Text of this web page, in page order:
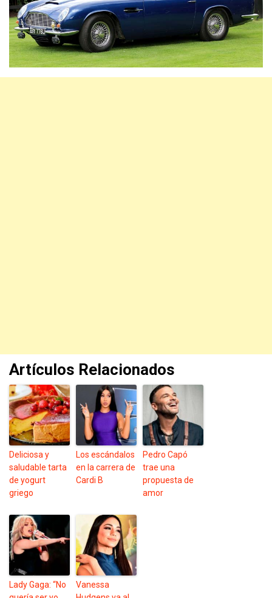
Artículos Relacionados
Deliciosa y
saludable tarta
de yogurt
griego
Los escándalos
en la carrera de
Cardi B
Pedro Capó
trae una
propuesta de
amor
Lady Gaga: “No
Vanessa